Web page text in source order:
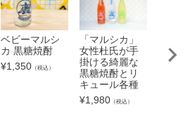
ベビーマルシ
カ 黒糖焼酎
¥1,350 （税込）
「マルシカ」
女性杜氏が手
掛ける綺麗な
黒糖焼酎とリ
キュール各種
¥1,980 （税込）
フト
セッ